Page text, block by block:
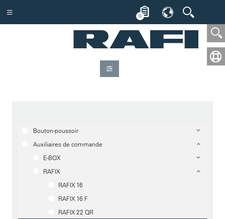
0
Bouton-poussoir
Auxiliaires de commande
E-BOX
RAFIX
RAFIX 16
RAFIX 16 F
RAFIX 22 QR